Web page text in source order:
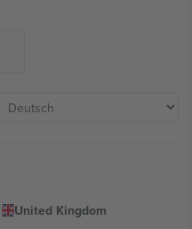
United Kingdom